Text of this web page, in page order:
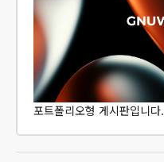
포트폴리오형 게시판입니다.